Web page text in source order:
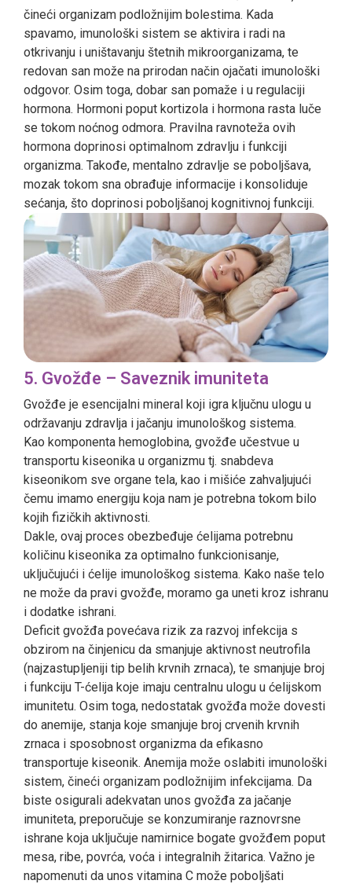
čineći organizam podložnijim bolestima. Kada
spavamo, imunološki sistem se aktivira i radi na
otkrivanju i uništavanju štetnih mikroorganizama, te
redovan san može na prirodan način ojačati imunološki
odgovor. Osim toga, dobar san pomaže i u regulaciji
hormona. Hormoni poput kortizola i hormona rasta luče
se tokom noćnog odmora. Pravilna ravnoteža ovih
hormona doprinosi optimalnom zdravlju i funkciji
organizma. Takođe, mentalno zdravlje se poboljšava,
mozak tokom sna obrađuje informacije i konsoliduje
sećanja, što doprinosi poboljšanoj kognitivnoj funkciji.
5. Gvožđe – Saveznik imuniteta
Gvožđe je esencijalni mineral koji igra ključnu ulogu u
održavanju zdravlja i jačanju imunološkog sistema.
Kao komponenta hemoglobina, gvožđe učestvue u
transportu kiseonika u organizmu tj. snabdeva
kiseonikom sve organe tela, kao i mišiće zahvaljujući
čemu imamo energiju koja nam je potrebna tokom bilo
kojih fizičkih aktivnosti.
Dakle, ovaj proces obezbeđuje ćelijama potrebnu
količinu kiseonika za optimalno funkcionisanje,
uključujući i ćelije imunološkog sistema. Kako naše telo
ne može da pravi gvožđe, moramo ga uneti kroz ishranu
i dodatke ishrani.
Deficit gvožđa povećava rizik za razvoj infekcija s
obzirom na činjenicu da smanjuje aktivnost neutrofila
(najzastupljeniji tip belih krvnih zrnaca), te smanjuje broj
i funkciju T-ćelija koje imaju centralnu ulogu u ćelijskom
imunitetu. Osim toga, nedostatak gvožđa može dovesti
do anemije, stanja koje smanjuje broj crvenih krvnih
zrnaca i sposobnost organizma da efikasno
transportuje kiseonik. Anemija može oslabiti imunološki
sistem, čineći organizam podložnijim infekcijama. Da
biste osigurali adekvatan unos gvožđa za jačanje
imuniteta, preporučuje se konzumiranje raznovrsne
ishrane koja uključuje namirnice bogate gvožđem poput
mesa, ribe, povrća, voća i integralnih žitarica. Važno je
napomenuti da unos vitamina C može poboljšati